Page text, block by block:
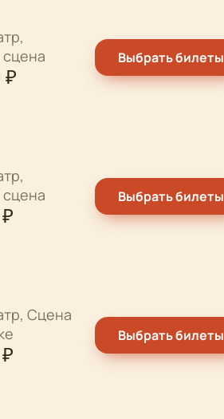
₽
Выбрать билеты
₽
Выбрать билеты
Сцена
₽
Выбрать билеты